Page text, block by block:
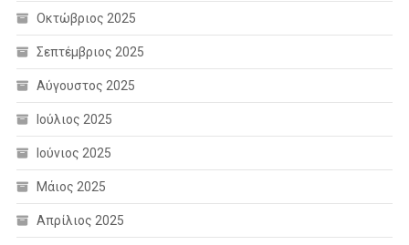
Οκτώβριος 2025
Σεπτέμβριος 2025
Αύγουστος 2025
Ιούλιος 2025
Ιούνιος 2025
Μάιος 2025
Απρίλιος 2025